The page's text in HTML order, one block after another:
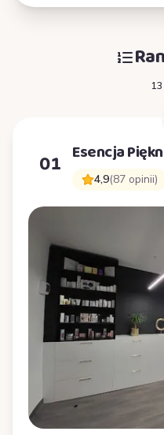
01 Esencja
4,9(87 opinii)